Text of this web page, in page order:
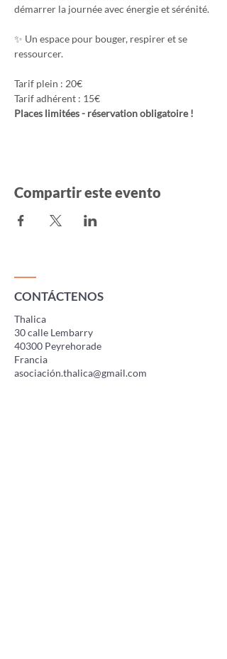
démarrer la journée avec énergie et sérénité.
✨ Un espace pour bouger, respirer et se
ressourcer.
Tarif plein : 20€
Tarif adhérent : 15€
Places limitées - réservation obligatoire !
Compartir este evento
CONTÁCTENOS
Thalica
30 calle Lembarry
40300 Peyrehorade
Francia
asociación.thalica@gmail.com